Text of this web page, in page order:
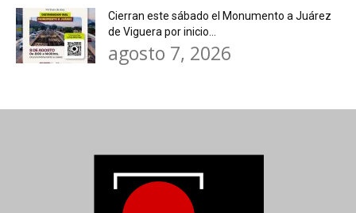
Cierran este sábado el Monumento a Juárez
de Viguera por inicio...
agosto 7, 2026